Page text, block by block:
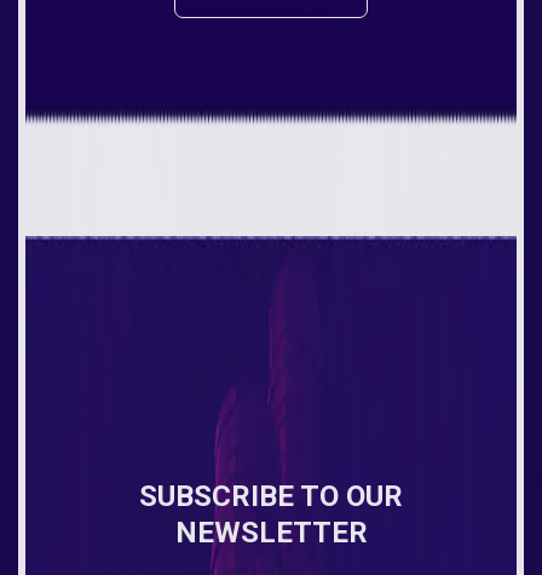
SUBSCRIBE TO OUR
NEWSLETTER